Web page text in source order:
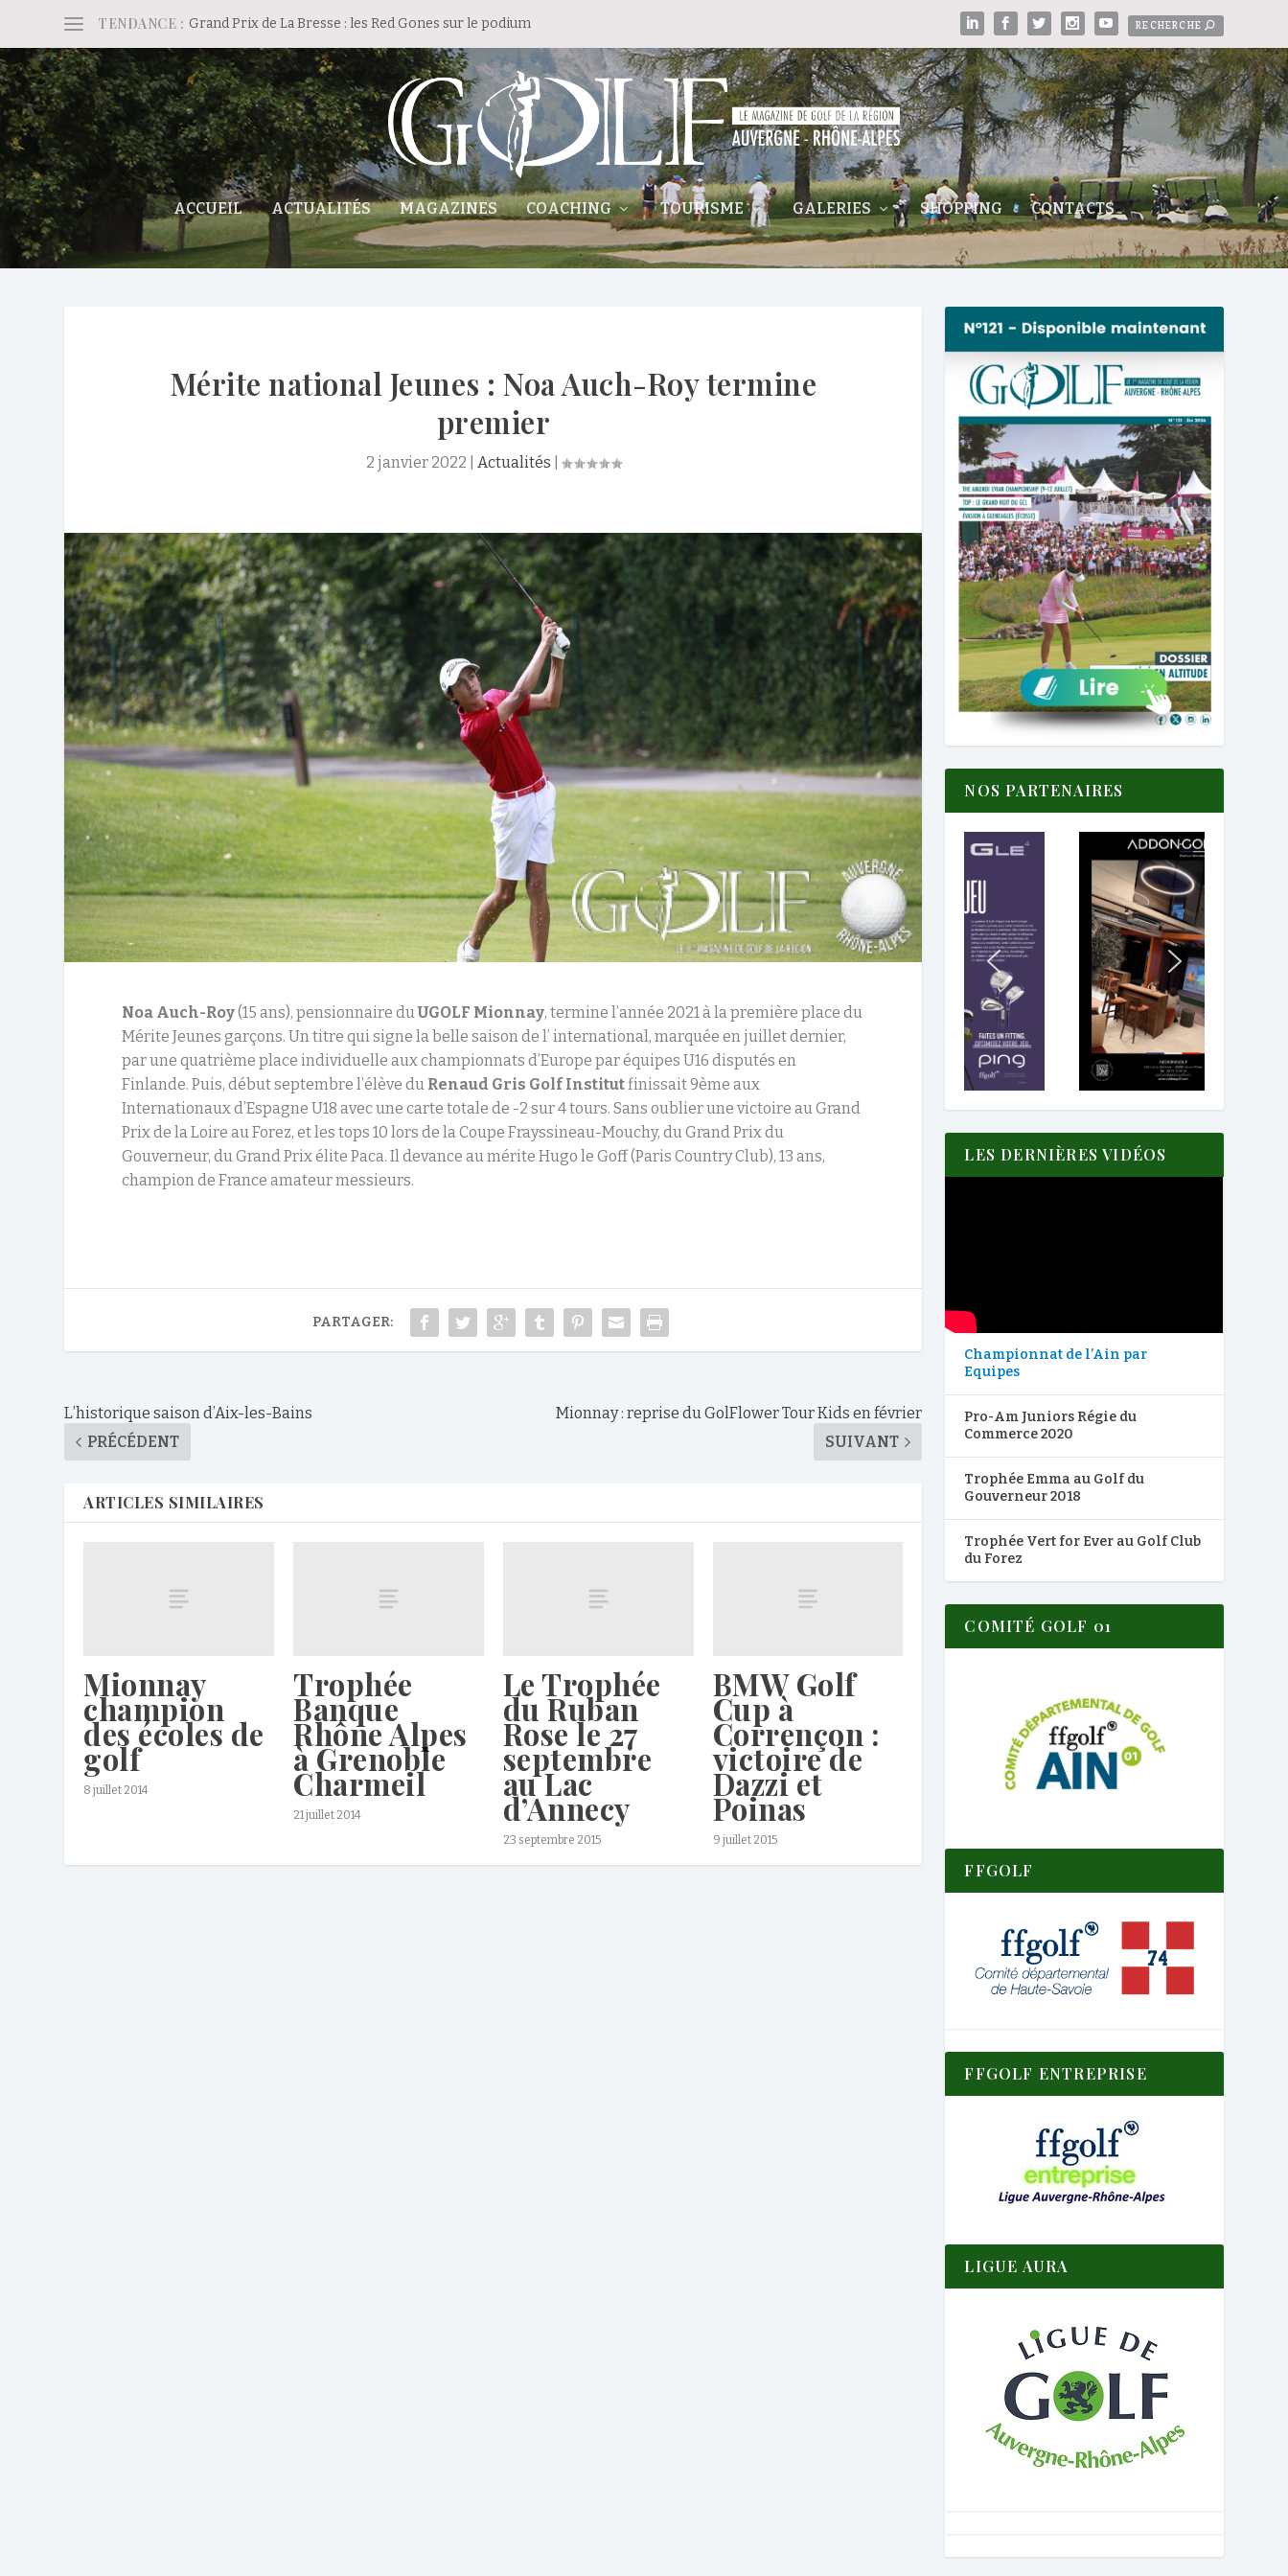
TENDANCE : Grand Prix de La Bresse : les Red Gones sur le podium
ACCUEIL ACTUALITÉS MAGAZINES COACHING TOURISME GALERIES SHOPPING CONTACTS
Mérite national Jeunes : Noa Auch-Roy termine
premier
2 janvier 2022 Actualités
Noa Auch-Roy(15 ans), pensionnaire duUGOLF Mionnay, termine l’année 2021 à la première place du
Mérite Jeunes garçons. Un titre qui signe la belle saison de l’ international, marquée en juillet dernier,
par une quatrième place individuelle aux championnats d’Europe par équipes U16 disputés en
Finlande. Puis, début septembre l’élève du Renaud Gris Golf Institutfinissait 9ème aux
Internationaux d’Espagne U18 avec une carte totale de -2 sur 4 tours. Sans oublier une victoire au Grand
Prix de la Loire au Forez, et les tops 10 lors de la Coupe Frayssineau-Mouchy, du Grand Prix du
Gouverneur, du Grand Prix élite Paca. Il devance au mérite Hugo le Goff (Paris Country Club), 13 ans,
champion de France amateur messieurs.
PARTAGER:
L’historique saison d’Aix-les-Bains
PRÉCÉDENT
Mionnay : reprise du GolFlower Tour Kids en février
SUIVANT
ARTICLES SIMILAIRES
Mionnay
champion
des écoles de
golf
8 juillet 2014
Trophée
Banque
Rhône Alpes
à Grenoble
Charmeil
21 juillet 2014
Le Trophée
du Ruban
Rose le 27
septembre
au Lac
d’Annecy
23 septembre 2015
BMW Golf
Cup à
Corrençon :
victoire de
Dazzi et
Poinas
9 juillet 2015
NOS PARTENAIRES
LES DERNIÈRES VIDÉOS
Championnat de l’Ain par
Equipes
Pro-Am Juniors Régie du
Commerce 2020
Trophée Emma au Golf du
Gouverneur 2018
Trophée Vert for Ever au Golf Club
du Forez
COMITÉ GOLF 01
FFGOLF
FFGOLF ENTREPRISE
LIGUE AURA